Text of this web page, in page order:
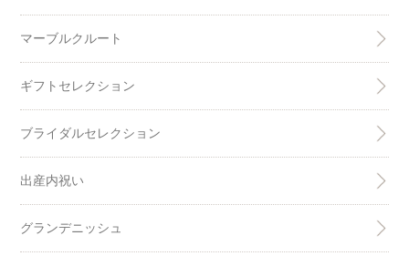
マーブルクルート
ギフトセレクション
ブライダルセレクション
出産内祝い
グランデニッシュ